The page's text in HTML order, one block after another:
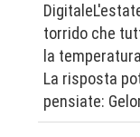
torrido che
la
La risposta
pensiate: